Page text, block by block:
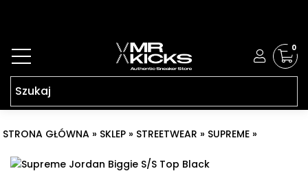
0
STRONA GŁÓWNA » SKLEP » STREETWEAR » SUPREME »